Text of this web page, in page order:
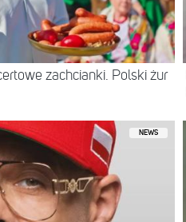
zachcianki. Polski żur
NEWS